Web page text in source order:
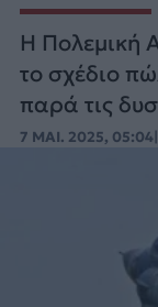
Η Πολεμική
το σχέδιο
παρά τις
έως τώρα
7 ΜΑΙ. 2025, 05:04